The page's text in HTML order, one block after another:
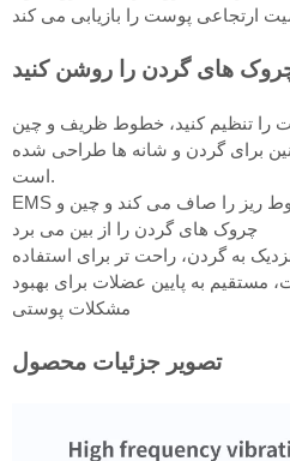
های گردن را روشن کنید
را تنظیم کنید، خطوط ظریف و چین
برای گردن و شانه ها طراحی شده
است.
EMS و لرزش فرکانس بالا، خطوط ریز را صاف می کند و چین و
چروک های گردن را از بین می برد
به پایین عضلات برای بهبود
مشکلات پوستی
تصویر جزئیات محصول